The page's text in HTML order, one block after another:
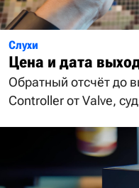
Слухи
Цена и дата
Обратный отсчёт до
Controller от Valve,